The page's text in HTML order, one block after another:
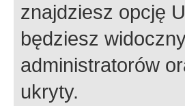
znajdziesz opcję
będziesz
administratorów
ukryty.